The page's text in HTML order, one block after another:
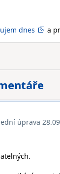
dnes a
úprava